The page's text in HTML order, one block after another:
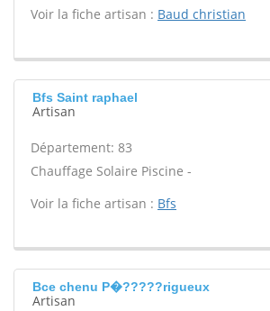
Voir la fiche artisan : Baud christian
Bfs Saint raphael
Artisan
Département: 83
Chauffage Solaire Piscine -
Voir la fiche artisan : Bfs
Bce chenu P�?????rigueux
Artisan